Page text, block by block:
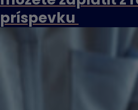
príspevku